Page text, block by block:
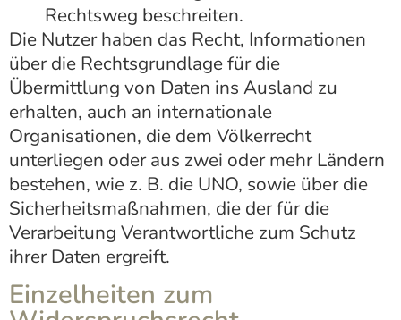
Rechtsweg beschreiten.
Die Nutzer haben das Recht, Informationen
über die Rechtsgrundlage für die
Übermittlung von Daten ins Ausland zu
erhalten, auch an internationale
Organisationen, die dem Völkerrecht
unterliegen oder aus zwei oder mehr Ländern
bestehen, wie z. B. die UNO, sowie über die
Sicherheitsmaßnahmen, die der für die
Verarbeitung Verantwortliche zum Schutz
ihrer Daten ergreift.
Einzelheiten zum